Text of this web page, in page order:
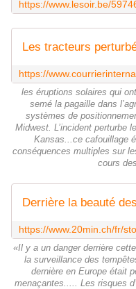
les éruptions solaires qui
semé la pagaille dans
systèmes de
Midwest. L’incident perturbe
Kansas...ce cafouillage
conséquences multiples sur
cours
Derrière la beauté
«Il y a un danger derrière
la surveillance des
dernière en Europe était
menaçantes..... Les risques